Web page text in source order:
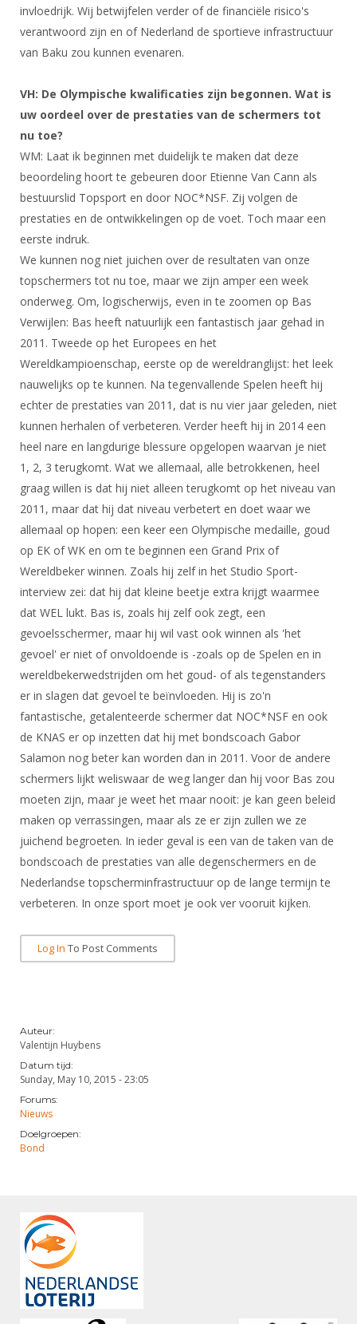
Oprichting Vereniging
Overschrijven leden
Scheidsrechterslijst
Import inschrijvingen uit Nahouw
NK organiseren
Promotie en logo
Geschiedenis van het schermen
Infotheek
Bibliotheek
Touché
invloedrijk. Wij betwijfelen verder of de financiële risico's
verantwoord zijn en of Nederland de sportieve infrastructuur
van Baku zou kunnen evenaren.
VH: De Olympische kwalificaties zijn begonnen. Wat is
uw oordeel over de prestaties van de schermers tot
nu toe?
WM: Laat ik beginnen met duidelijk te maken dat deze
beoordeling hoort te gebeuren door Etienne Van Cann als
bestuurslid Topsport en door NOC*NSF. Zij volgen de
prestaties en de ontwikkelingen op de voet. Toch maar een
eerste indruk.
We kunnen nog niet juichen over de resultaten van onze
topschermers tot nu toe, maar we zijn amper een week
onderweg. Om, logischerwijs, even in te zoomen op Bas
Verwijlen: Bas heeft natuurlijk een fantastisch jaar gehad in
2011. Tweede op het Europees en het
Wereldkampioenschap, eerste op de wereldranglijst: het leek
nauwelijks op te kunnen. Na tegenvallende Spelen heeft hij
echter de prestaties van 2011, dat is nu vier jaar geleden, niet
kunnen herhalen of verbeteren. Verder heeft hij in 2014 een
heel nare en langdurige blessure opgelopen waarvan je niet
1, 2, 3 terugkomt. Wat we allemaal, alle betrokkenen, heel
graag willen is dat hij niet alleen terugkomt op het niveau van
2011, maar dat hij dat niveau verbetert en doet waar we
allemaal op hopen: een keer een Olympische medaille, goud
op EK of WK en om te beginnen een Grand Prix of
Wereldbeker winnen. Zoals hij zelf in het Studio Sport-
interview zei: dat hij dat kleine beetje extra krijgt waarmee
dat WEL lukt. Bas is, zoals hij zelf ook zegt, een
gevoelsschermer, maar hij wil vast ook winnen als 'het
gevoel' er niet of onvoldoende is -zoals op de Spelen en in
wereldbekerwedstrijden om het goud- of als tegenstanders
er in slagen dat gevoel te beïnvloeden. Hij is zo'n
fantastische, getalenteerde schermer dat NOC*NSF en ook
de KNAS er op inzetten dat hij met bondscoach Gabor
Salamon nog beter kan worden dan in 2011. Voor de andere
schermers lijkt weliswaar de weg langer dan hij voor Bas zou
moeten zijn, maar je weet het maar nooit: je kan geen beleid
maken op verrassingen, maar als ze er zijn zullen we ze
juichend begroeten. In ieder geval is een van de taken van de
bondscoach de prestaties van alle degenschermers en de
Nederlandse topscherminfrastructuur op de lange termijn te
verbeteren. In onze sport moet je ook ver vooruit kijken.
Log In To Post Comments
Auteur:
Valentijn Huybens
Datum tijd:
Sunday, May 10, 2015 - 23:05
Forums:
Nieuws
Doelgroepen:
Bond